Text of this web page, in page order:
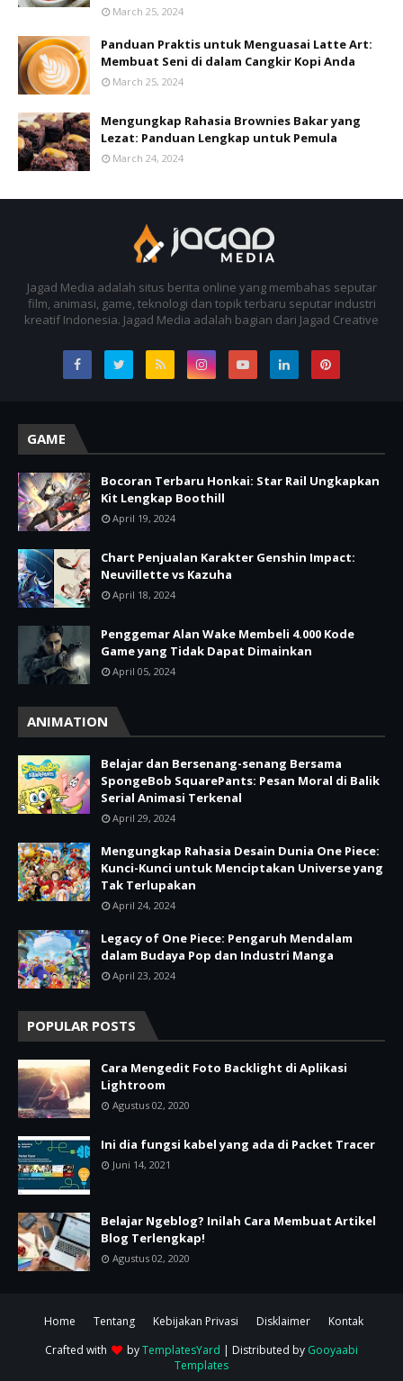
March 25, 2024
Panduan Praktis untuk Menguasai Latte Art:
Membuat Seni di dalam Cangkir Kopi Anda
March 25, 2024
Mengungkap Rahasia Brownies Bakar yang
Lezat: Panduan Lengkap untuk Pemula
March 24, 2024
Jagad Media adalah situs berita online yang membahas seputar
film, animasi, game, teknologi dan topik terbaru seputar industri
kreatif Indonesia. Jagad Media adalah bagian dari Jagad Creative
GAME
Bocoran Terbaru Honkai: Star Rail Ungkapkan
Kit Lengkap Boothill
April 19, 2024
Chart Penjualan Karakter Genshin Impact:
Neuvillette vs Kazuha
April 18, 2024
Penggemar Alan Wake Membeli 4.000 Kode
Game yang Tidak Dapat Dimainkan
April 05, 2024
ANIMATION
Belajar dan Bersenang-senang Bersama
SpongeBob SquarePants: Pesan Moral di Balik
Serial Animasi Terkenal
April 29, 2024
Mengungkap Rahasia Desain Dunia One Piece:
Kunci-Kunci untuk Menciptakan Universe yang
Tak Terlupakan
April 24, 2024
Legacy of One Piece: Pengaruh Mendalam
dalam Budaya Pop dan Industri Manga
April 23, 2024
POPULAR POSTS
Cara Mengedit Foto Backlight di Aplikasi
Lightroom
Agustus 02, 2020
Ini dia fungsi kabel yang ada di Packet Tracer
Juni 14, 2021
Belajar Ngeblog? Inilah Cara Membuat Artikel
Blog Terlengkap!
Agustus 02, 2020
Home Tentang Kebijakan Privasi Disklaimer
Kontak
Crafted with
byTemplatesYard | Distributed by Gooyaabi
Templates